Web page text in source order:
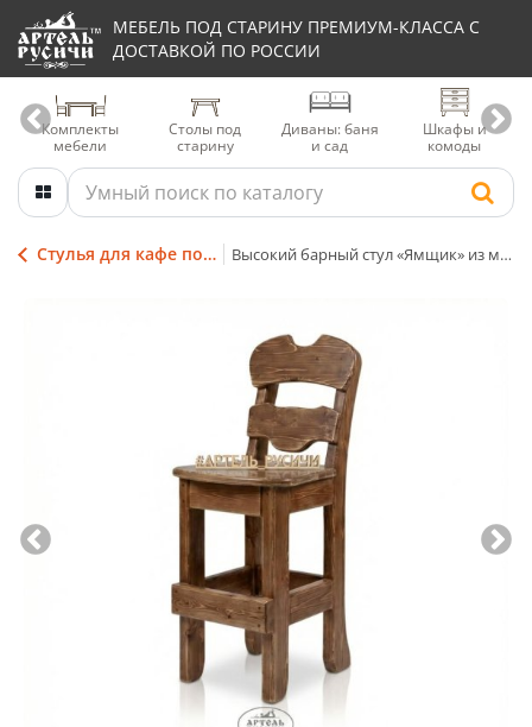
МЕБЕЛЬ ПОД СТАРИНУ ПРЕМИУМ-КЛАССА С
ДОСТАВКОЙ ПО РОССИИ
Комплекты
мебели
Столы под
старину
Диваны: баня
и сад
Шкафы и
комоды
Стулья для кафе под старину Высокий барный стул «Ямщик» из массива дерева